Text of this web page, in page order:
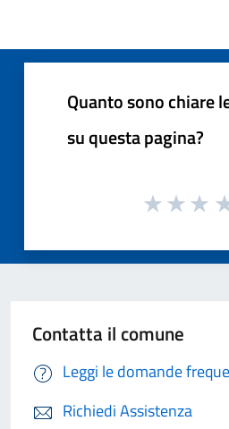
Quanto sono chiare
su questa pagina?
Contatta il comune
Leggi le domande
Richiedi Assistenza